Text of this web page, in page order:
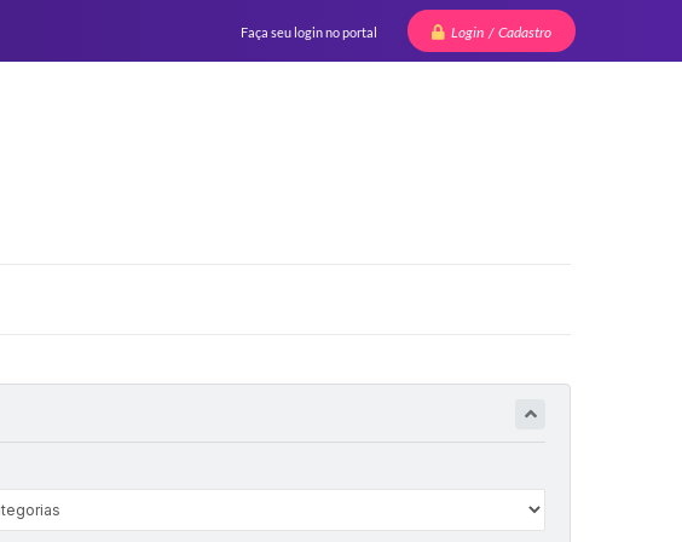
Faça seu login no portal Login / Cadastro